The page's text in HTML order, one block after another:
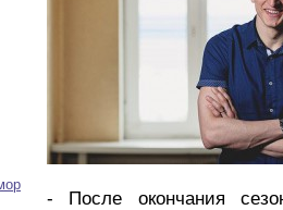
- После окончания